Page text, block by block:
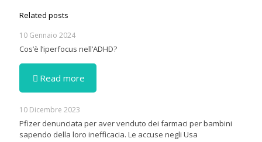
Related posts
10 Gennaio 2024
Cos’è l’iperfocus nell’ADHD?
Read more
10 Dicembre 2023
Pfizer denunciata per aver venduto dei farmaci per bambini
sapendo della loro inefficacia. Le accuse negli Usa